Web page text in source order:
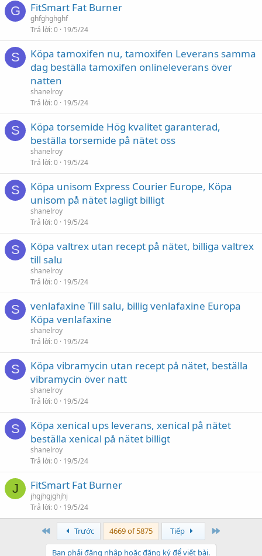
G FitSmart Fat Burner
ghfghghghf
Trả lời 0 19/5/24
S
Köpa tamoxifen nu, tamoxifen Leverans samma
dag beställa tamoxifen onlineleverans över
natten
shanelroy
Trả lời 0 19/5/24
S
Köpa torsemide Hög kvalitet garanterad,
beställa torsemide på nätet oss
shanelroy
Trả lời 0 19/5/24
S
Köpa unisom Express Courier Europe, Köpa
unisom på nätet lagligt billigt
shanelroy
Trả lời 0 19/5/24
S
Köpa valtrex utan recept på nätet, billiga valtrex
till salu
shanelroy
Trả lời 0 19/5/24
S
venlafaxine Till salu, billig venlafaxine Europa
Köpa venlafaxine
shanelroy
Trả lời 0 19/5/24
S
Köpa vibramycin utan recept på nätet, beställa
vibramycin över natt
shanelroy
Trả lời 0 19/5/24
S
Köpa xenical ups leverans, xenical på nätet
beställa xenical på nätet billigt
shanelroy
Trả lời 0 19/5/24
J FitSmart Fat Burner
jhgjhgjghjhj
Trả lời 0 19/5/24
First Trước 4669 of 5875 Tiếp
Bạn phải đăng nhập hoặc đăng ký để viết bài.